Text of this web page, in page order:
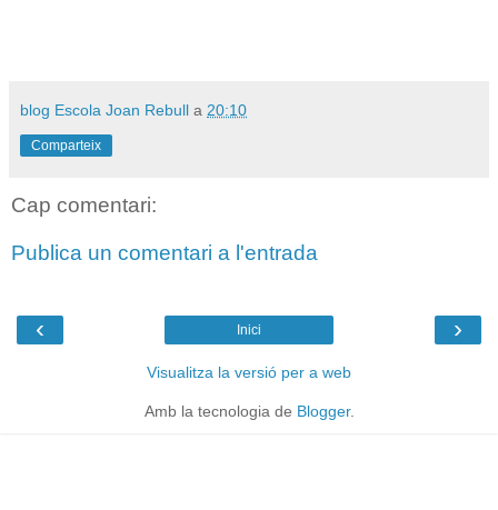
blog Escola Joan Rebull a 20:10
Comparteix
Cap comentari:
Publica un comentari a l'entrada
‹ ›
Inici
Visualitza la versió per a web
Amb la tecnologia de Blogger.